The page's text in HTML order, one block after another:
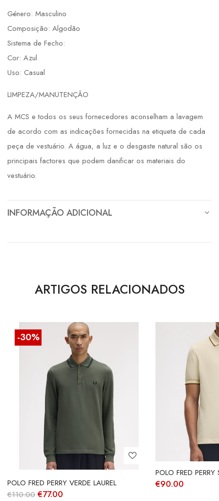
Género: Masculino
Composição: Algodão
Sistema de Fecho:
Cor: Azul
Uso: Casual
LIMPEZA/MANUTENÇÃO
A MCS e todos os seus fornecedores aconselham a lavagem
de acordo com as indicações fornecidas na etiqueta de cada
peça de vestuário. A água, a luz e o desgaste natural são os
principais factores que podem danificar os materiais do
vestuário.
INFORMAÇÃO ADICIONAL
ARTIGOS RELACIONADOS
-30%
POLO FRED PERRY VERDE LAUREL
€110.00 O
€77.00
POLO FRED PERRY
€90.00